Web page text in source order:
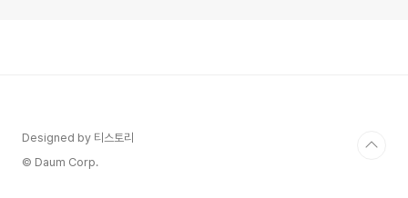
Designed by 티스토리
© Daum Corp.